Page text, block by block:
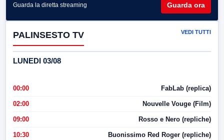
Guarda la diretta streaming Guarda ora
PALINSESTO TV VEDI TUTTI
LUNEDI 03/08
00:00 FabLab (replica)
02:00 Nouvelle Vouge (Film)
09:00 Rosso e Nero (repliche)
10:30 Buonissimo Red Roger (repliche)